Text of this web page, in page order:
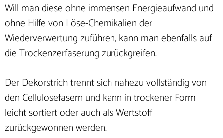
Will man diese ohne immensen Energieaufwand und
ohne Hilfe von Löse-Chemikalien der
Wiederverwertung zuführen, kann man ebenfalls auf
die Trockenzerfaserung zurückgreifen.
Der Dekorstrich trennt sich nahezu vollständig von
den Cellulosefasern und kann in trockener Form
leicht sortiert oder auch als Wertstoff
zurückgewonnen werden.